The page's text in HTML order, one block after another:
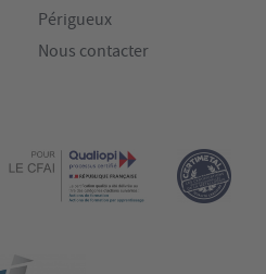
Périgueux
Nous contacter